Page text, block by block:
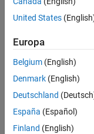
United States
Europa
Belgium (English)
Denmark (English)
Deutschland
España (Español)
Finland (English)
Centro di fiducia
Antipirateria
© 1994-2026 The